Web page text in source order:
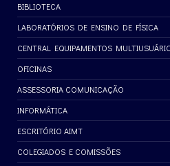
BIBLIOTECA
LABORATÓRIOS DE ENSINO DE FÍSICA
CENTRAL EQUIPAMENTOS
OFICINAS
ASSESSORIA COMUNICAÇÃO
INFORMÁTICA
ESCRITÓRIO AIMT
COLEGIADOS E COMISSÕES